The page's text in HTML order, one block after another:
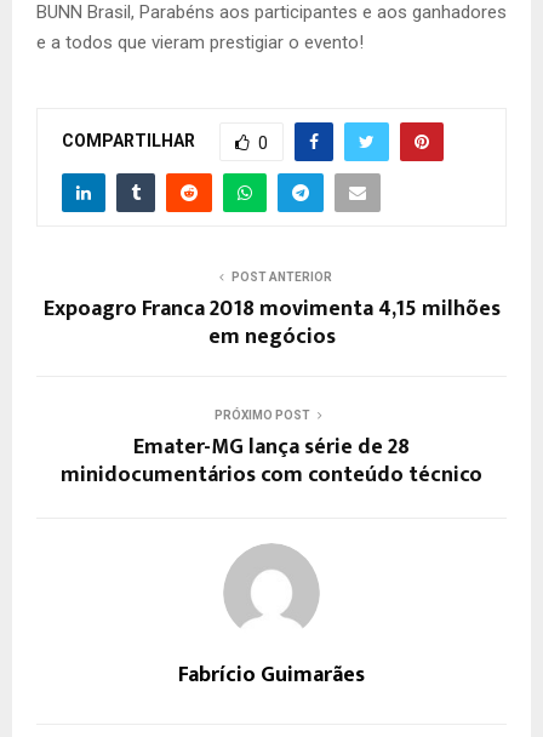
BUNN Brasil, Parabéns aos participantes e aos ganhadores
e a todos que vieram prestigiar o evento!
COMPARTILHAR 0
POST ANTERIOR
Expoagro Franca 2018 movimenta 4,15 milhões
em negócios
PRÓXIMO POST
Emater-MG lança série de 28
minidocumentários com conteúdo técnico
Fabrício Guimarães